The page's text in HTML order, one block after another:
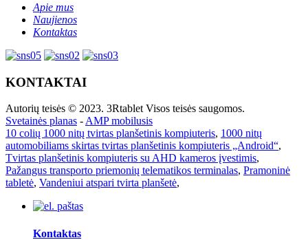
Apie mus
Naujienos
Kontaktas
KONTAKTAI
Autorių teisės © 2023. 3Rtablet Visos teisės saugomos.
Svetainės planas - AMP mobilusis
10 colių 1000 nitų tvirtas planšetinis kompiuteris, 1000 nitų
automobiliams skirtas tvirtas planšetinis kompiuteris „Android“,
Tvirtas planšetinis kompiuteris su AHD kameros įvestimis,
Pažangus transporto priemonių telematikos terminalas, Pramoninė
tabletė, Vandeniui atspari tvirta planšetė,
Kontaktas